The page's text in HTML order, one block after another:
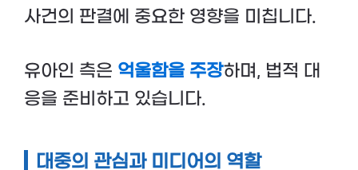
사건의 판결에 중요한 영향을 미칩니다.
유아인 측은 억울함을 주장하며, 법적 대
응을 준비하고 있습니다.
대중의 관심과 미디어의 역할